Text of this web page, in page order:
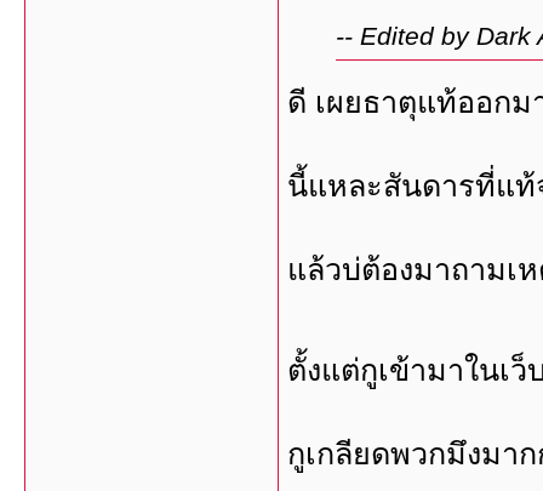
-- Edited by Dark
ดี เผยธาตุแท้ออกม
นี้แหละสันดารที่แท้
แล้วบ่ต้องมาถามเ
ตั้งแต่กูเข้ามาในเว็
กูเกลียดพวกมึงมา